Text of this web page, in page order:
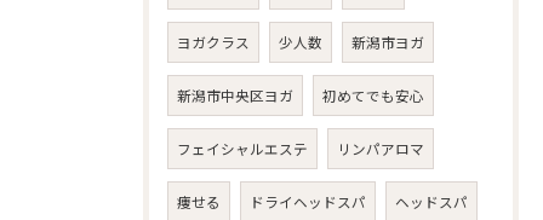
ヨガクラス 少人数 新潟市ヨガ
新潟市中央区ヨガ 初めてでも安心
フェイシャルエステ リンパアロマ
痩せる ドライヘッドスパ ヘッドスパ